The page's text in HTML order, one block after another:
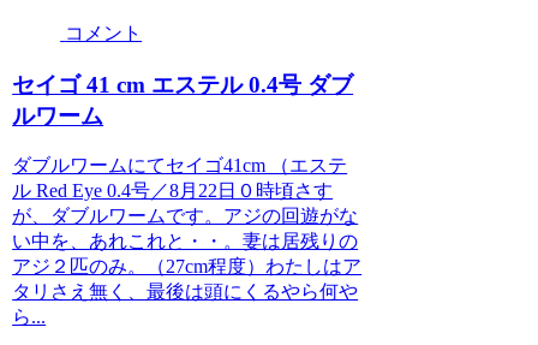
コメント
セイゴ 41 cm エステル 0.4号 ダブ
ルワーム
ダブルワームにてセイゴ41cm （エステ
ル Red Eye 0.4号／8月22日０時頃さす
が、ダブルワームです。アジの回遊がな
い中を、あれこれと・・。妻は居残りの
アジ２匹のみ。（27cm程度）わたしはア
タリさえ無く、最後は頭にくるやら何や
ら...